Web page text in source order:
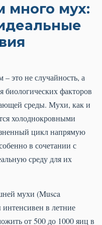
много мух:
это не случайность, а
биологических факторов
среды. Мухи, как и
холоднокровными
цикл напрямую
в сочетании с
среду для их
мухи (Musca
интенсивен в летние
от 500 до 1000 яиц в